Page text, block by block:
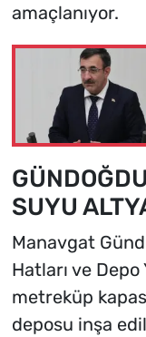
amaçlanıyor.
SUYU
Manavgat
Hatları ve Depo
metreküp
deposu inşa